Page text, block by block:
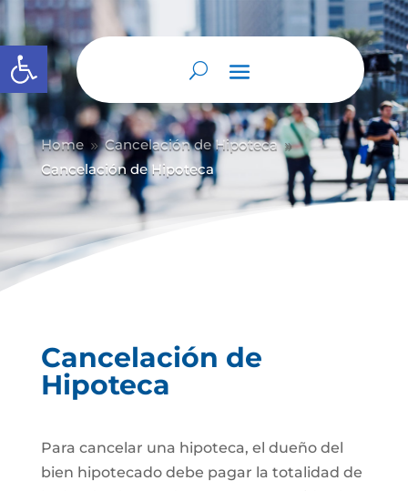
Abrir barra de herramientas
Home 9 Cancelación de Hipoteca 9
Cancelación de Hipoteca
Cancelación de
Hipoteca
Para cancelar una hipoteca, el dueño del
bien hipotecado debe pagar la totalidad de